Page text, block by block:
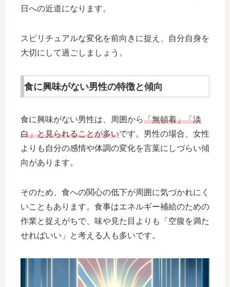
日への近道になります。
スピリチュアルな変化を前向きに捉え、自分自身を
大切にして過ごしましょう。
食に興味がない男性の特徴と傾向
食に興味がない男性は、周囲から「無頓着」「淡
白」と見られることが多いです。男性の場合、女性
よりも自分の感情や体調の変化を言葉にしづらい傾
向があります。
そのため、食への関心の低下が周囲に気づかれにく
いこともあります。食事はエネルギー補給のための
作業と捉えがちで、味や見た目よりも「空腹を満た
せればいい」と考える人も多いです。